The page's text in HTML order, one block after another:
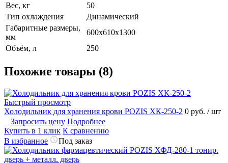
Вес, кг
50
Тип охлаждения
Динамический
Габаритные размеры,
мм
600х610х1300
Объём, л
250
Похожие товары (8)
Быстрый просмотр
Холодильник для хранения крови POZIS ХК-250-2 0 руб. / шт
Запросить цену Подробнее
Купить в 1 клик К сравнению
В избранное
Под заказ